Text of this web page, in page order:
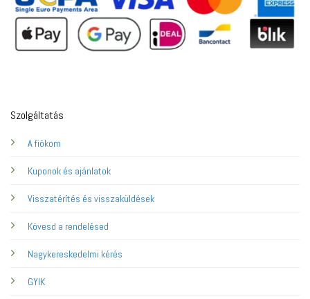
Szolgáltatás
A fiókom
Kuponok és ajánlatok
Visszatérítés és visszaküldések
Kövesd a rendelésed
Nagykereskedelmi kérés
GYIK